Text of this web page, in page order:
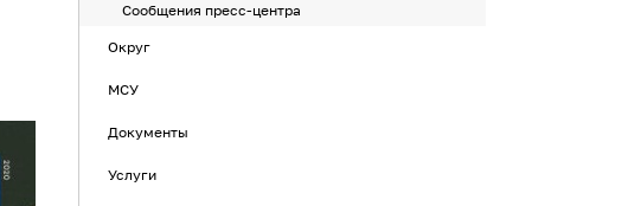
Сообщения пресс-центра
Округ
МСУ
Документы
Услуги